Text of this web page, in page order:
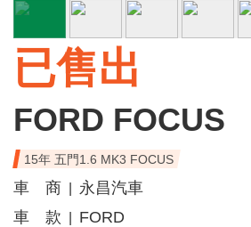
已售出
FORD FOCUS
15年 五門1.6 MK3 FOCUS
車 商
永昌汽車
車 款
FORD